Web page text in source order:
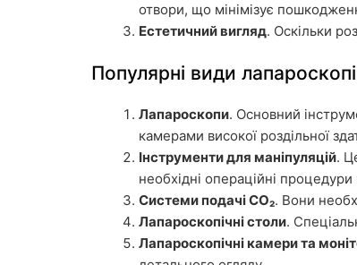
отвори, що мінімізує
Естетичний вигляд. Оскільки
Популярні види
Лапароскопи. Основний
камерами високої роздільної
Інструменти для маніпуляцій.
необхідні операційні
Системи подачі CO₂. Вони
Лапароскопічні столи.
Лапароскопічні камери та